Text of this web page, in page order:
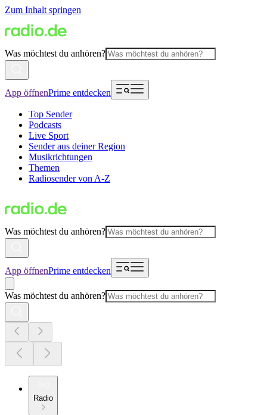
Zum Inhalt springen
Was möchtest du anhören?
App öffnenPrime entdecken
Top Sender
Podcasts
Live Sport
Sender aus deiner Region
Musikrichtungen
Themen
Radiosender von A-Z
Was möchtest du anhören?
App öffnenPrime entdecken
Was möchtest du anhören?
Radio